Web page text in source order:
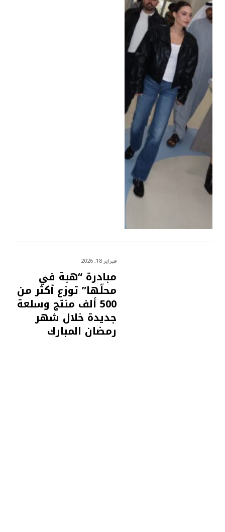
فبراير 18, 2026
مبادرة “هبة في
محلّها” توزع أكثر من
500 ألف منتج وسلعة
جديدة خلال شهر
رمضان المبارك